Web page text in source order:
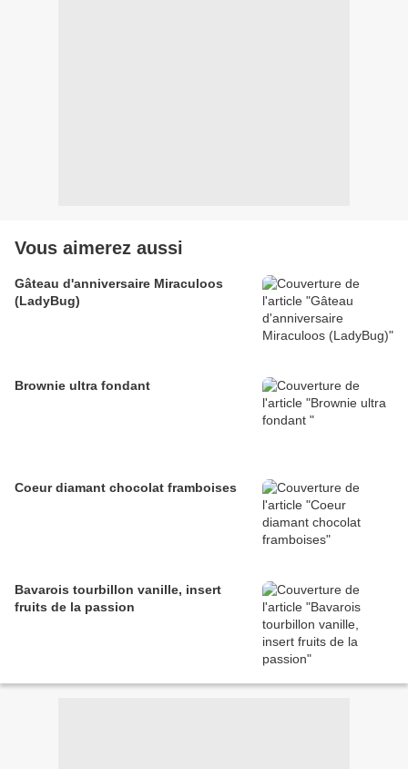
Vous aimerez aussi
Gâteau d'anniversaire Miraculoos
(LadyBug)
Brownie ultra fondant
Coeur diamant chocolat framboises
Bavarois tourbillon vanille, insert
fruits de la passion